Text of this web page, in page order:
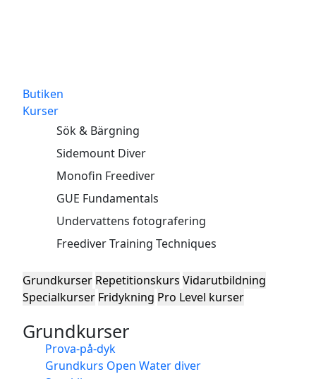
Butiken
Kurser
Sök & Bärgning
Sidemount Diver
Monofin Freediver
GUE Fundamentals
Undervattens fotografering
Freediver Training Techniques
Grundkurser Repetitionskurs Vidarutbildning
Specialkurser Fridykning Pro Level kurser
Grundkurser
Prova-på-dyk
Grundkurs Open Water diver